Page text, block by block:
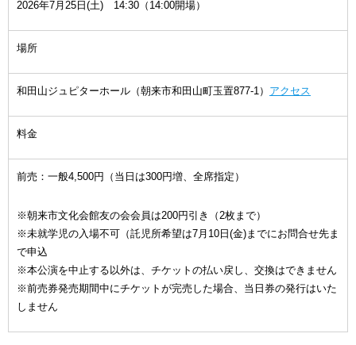
2026年7月25日(土) 14:30（14:00開場）
場所
和田山ジュピターホール（朝来市和田山町玉置877-1） アクセス
料金
前売：一般4,500円（当日は300円増、全席指定）
※朝来市文化会館友の会会員は200円引き（2枚まで）
※未就学児の入場不可（託児所希望は7月10日(金)までにお問合せ先ま
で申込
※本公演を中止する以外は、チケットの払い戻し、交換はできません
※前売券発売期間中にチケットが完売した場合、当日券の発行はいた
しません